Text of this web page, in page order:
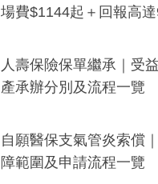
場費$1144起＋回報高
人壽保險保單繼承｜受
產承辦分別及流程一覽
自願醫保支氣管炎索償
障範圍及申請流程一覽